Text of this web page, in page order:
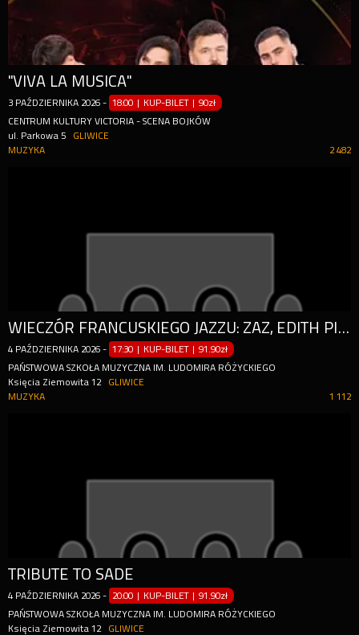
"VIVA LA MUSICA"
3 PAŹDZIERNIKA 2026 - 18:00 | KUP-BILET |90zł
CENTRUM KULTURY VICTORIA - SCENA BOJKÓW
ul. Parkowa 5
GLIWICE
2 482
MUZYKA
WIECZÓR FRANCUSKIEGO JAZZU: ZAZ, EDITH PIAF I INNE IKONY
4 PAŹDZIERNIKA 2026 - 17:30 | KUP-BILET |91.90zł
PAŃSTWOWA SZKOŁA MUZYCZNA IM. LUDOMIRA RÓŻYCKIEGO
Księcia Ziemowita 12
GLIWICE
1 112
MUZYKA
TRIBUTE TO SADE
4 PAŹDZIERNIKA 2026 - 20:00 | KUP-BILET |91.90zł
PAŃSTWOWA SZKOŁA MUZYCZNA IM. LUDOMIRA RÓŻYCKIEGO
Księcia Ziemowita 12
GLIWICE